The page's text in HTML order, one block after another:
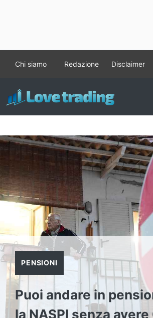
contenuto
Chi siamo Redazione Disclaimer
PENSIONI
Puoi andare in
la NASPI senza avere